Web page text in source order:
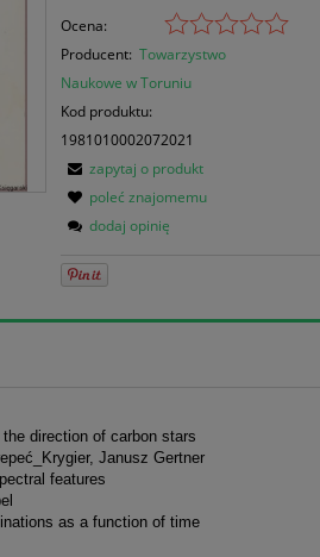
Ocena:
Producent: Towarzystwo
Naukowe w Toruniu
Kod produktu:
1981010002072021
zapytaj o produkt
poleć znajomemu
dodaj opinię
direction of carbon stars
Janusz Gertner
features
as a function of time